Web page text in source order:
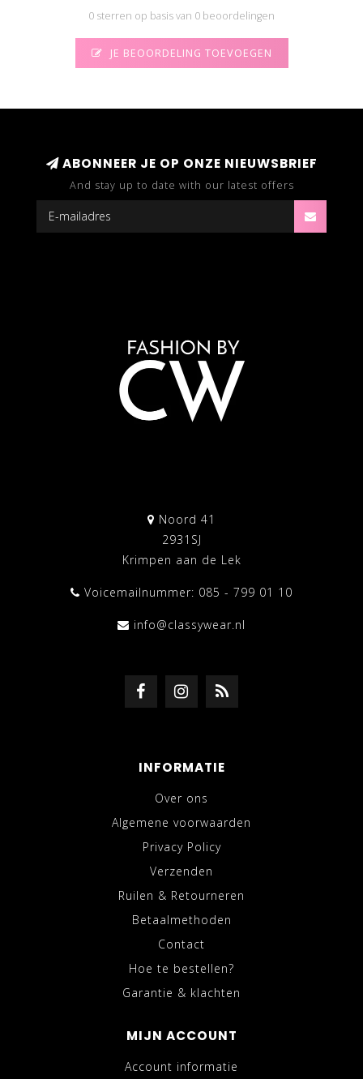
0 sterren op basis van 0 beoordelingen
JE BEOORDELING TOEVOEGEN
ABONNEER JE OP ONZE NIEUWSBRIEF
And stay up to date with our latest offers
Noord 41
2931SJ
Krimpen aan de Lek
Voicemailnummer: 085 - 799 01 10
info@classywear.nl
INFORMATIE
Over ons
Algemene voorwaarden
Privacy Policy
Verzenden
Ruilen & Retourneren
Betaalmethoden
Contact
Hoe te bestellen?
Garantie & klachten
MIJN ACCOUNT
Account informatie